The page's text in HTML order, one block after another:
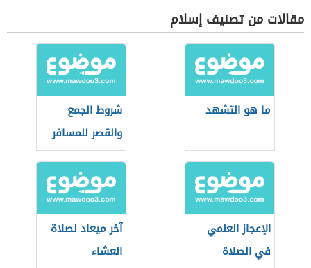
مقالات من تصنيف إسلام
ما هو التشهد
شروط الجمع
والقصر للمسافر
الإعجاز العلمي
في الصلاة
آخر ميعاد لصلاة
العشاء